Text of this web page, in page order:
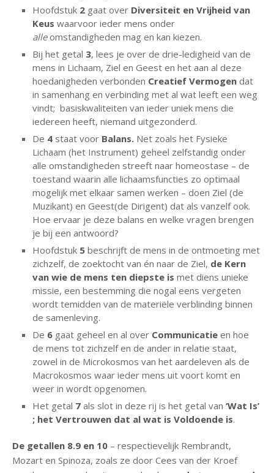
Hoofdstuk 2 gaat over Diversiteit en Vrijheid van
Keus waarvoor ieder mens onder
alleomstandigheden mag en kan kiezen.
Bij het getal 3, lees je over de drie-ledigheid van de
mens in Lichaam, Ziel en Geest en het aan al deze
hoedanigheden verbonden Creatief Vermogen dat
in samenhang en verbinding met al wat leeft een weg
vindt; basiskwaliteiten van ieder uniek mens die
iedereen heeft, niemand uitgezonderd.
De 4 staat voor Balans. Net zoals het Fysieke
Lichaam (het Instrument) geheel zelfstandig onder
alle omstandigheden streeft naar homeostase – de
toestand waarin alle lichaamsfuncties zo optimaal
mogelijk met elkaar samen werken – doen Ziel (de
Muzikant) en Geest(de Dirigent) dat als vanzelf ook.
Hoe ervaar je deze balans en welke vragen brengen
je bij een antwoord?
Hoofdstuk 5 beschrijft de mens in de ontmoeting met
zichzelf, de zoektocht van én naar de Ziel, de Kern
van wie de mens ten diepste is met diens unieke
missie, een bestemming die nogal eens vergeten
wordt temidden van de materiële verblinding binnen
de samenleving.
De 6 gaat geheel en al over Communicatie en hoe
de mens tot zichzelf en de ander in relatie staat,
zowel in de Microkosmos van het aardeleven als de
Macrokosmos waar ieder mens uit voort komt en
weer in wordt opgenomen.
Het getal 7 als slot in deze rij is het getal van ‘Wat Is’
; het Vertrouwen dat al wat is Voldoende is.
De getallen 8.9 en 10 – respectievelijk Rembrandt,
Mozart en Spinoza, zoals ze door Cees van der Kroef